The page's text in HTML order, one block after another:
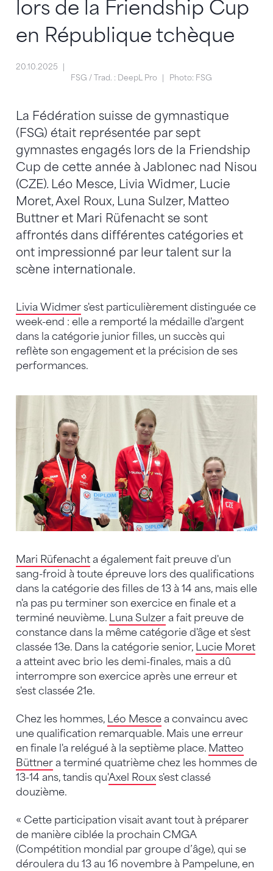
lors de la Friendship Cup
en République tchèque
20.10.2025
FSG / Trad. : DeepL Pro
Photo: FSG
La Fédération suisse de gymnastique
(FSG) était représentée par sept
gymnastes engagés lors de la Friendship
Cup de cette année à Jablonec nad Nisou
(CZE). Léo Mesce, Livia Widmer, Lucie
Moret, Axel Roux, Luna Sulzer, Matteo
Buttner et Mari Rüfenacht se sont
affrontés dans différentes catégories et
ont impressionné par leur talent sur la
scène internationale.
Livia Widmer s'est particulièrement distinguée ce
week-end : elle a remporté la médaille d'argent
dans la catégorie junior filles, un succès qui
reflète son engagement et la précision de ses
performances.
Mari Rüfenacht a également fait preuve d'un
sang-froid à toute épreuve lors des qualifications
dans la catégorie des filles de 13 à 14 ans, mais elle
n'a pas pu terminer son exercice en finale et a
terminé neuvième. Luna Sulzer a fait preuve de
constance dans la même catégorie d'âge et s'est
classée 13e. Dans la catégorie senior, Lucie Moret
a atteint avec brio les demi-finales, mais a dû
interrompre son exercice après une erreur et
s'est classée 21e.
Chez les hommes, Léo Mesce a convaincu avec
une qualification remarquable. Mais une erreur
en finale l'a relégué à la septième place. Matteo
Büttner a terminé quatrième chez les hommes de
13-14 ans, tandis qu'Axel Roux s'est classé
douzième.
« Cette participation visait avant tout à préparer
de manière ciblée la prochain CMGA
(Compétition mondial par groupe d’âge), qui se
déroulera du 13 au 16 novembre à Pampelune, en